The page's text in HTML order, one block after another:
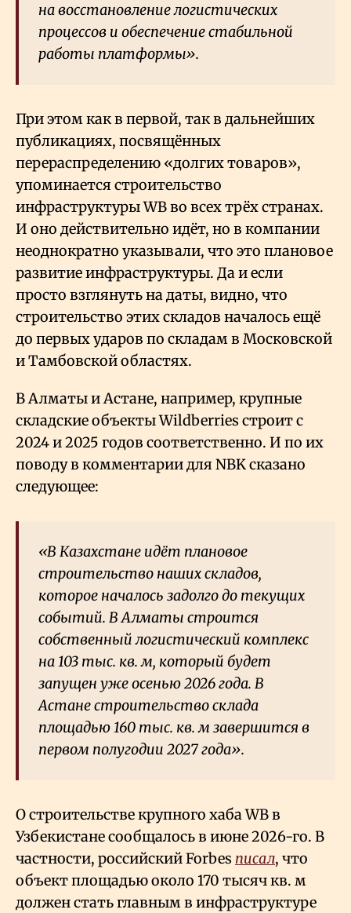
на восстановление логистических
процессов и обеспечение стабильной
работы платформы».
При этом как в первой, так в дальнейших
публикациях, посвящённых
перераспределению «долгих товаров»,
упоминается строительство
инфраструктуры WB во всех трёх странах.
И оно действительно идёт, но в компании
неоднократно указывали, что это плановое
развитие инфраструктуры. Да и если
просто взглянуть на даты, видно, что
строительство этих складов началось ещё
до первых ударов по складам в Московской
и Тамбовской областях.
В Алматы и Астане, например, крупные
складские объекты Wildberries строит с
2024 и 2025 годов соответственно. И по их
поводу в комментарии для NBK сказано
следующее:
«В Казахстане идёт плановое
строительство наших складов,
которое началось задолго до текущих
событий. В Алматы строится
собственный логистический комплекс
на 103 тыс. кв. м, который будет
запущен уже осенью 2026 года. В
Астане строительство склада
площадью 160 тыс. кв. м завершится в
первом полугодии 2027 года».
О строительстве крупного хаба WB в
Узбекистане сообщалось в июне 2026-го. В
частности, российский Forbes писал, что
объект площадью около 170 тысяч кв. м
должен стать главным в инфраструктуре